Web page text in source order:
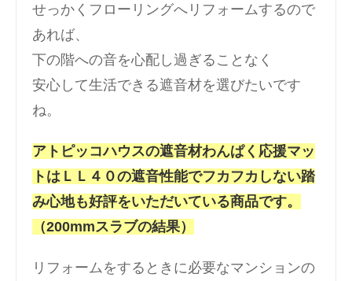
せっかくフローリングへリフォームするので
あれば、
下の階への音を心配し過ぎることなく
安心して生活できる遮音材を選びたいです
ね。
アトピッコハウスの遮音材わんぱく応援マッ
トはＬＬ４０の遮音性能でフカフカしない踏
み心地も好評をいただいている商品です。
（200mmスラブの結果）
リフォームをするときに必要なマンションの